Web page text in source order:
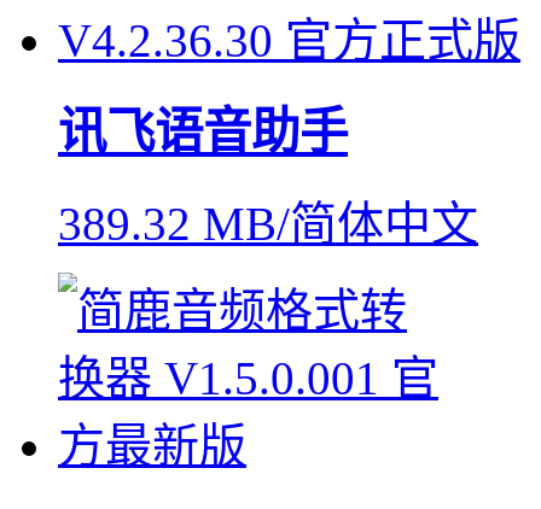
讯飞语音助手
389.32 MB/简体中文